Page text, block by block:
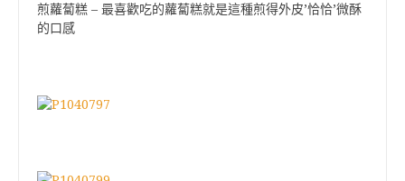
煎蘿蔔糕 – 最喜歡吃的蘿蔔糕就是這種煎得外皮’恰恰’微酥
的口感